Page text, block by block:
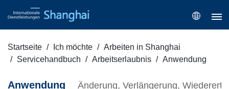
Startseite Ich möchte
Arbeiten in Shanghai
Servicehandbuch
Arbeitserlaubnis Anwendung
Anwendung Änderung, Verlängerung,